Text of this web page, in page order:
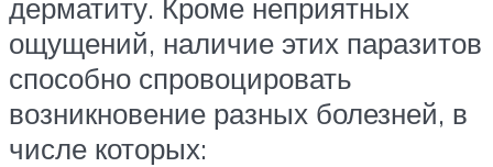
дерматиту. Кроме неприятных
ощущений, наличие этих паразитов
способно спровоцировать
возникновение разных болезней, в
числе которых: